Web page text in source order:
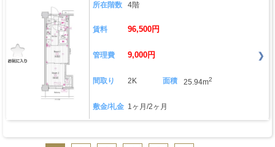
所在階数 4階
賃料 96,500円
管理費 9,000円
間取り 2K 面積 25.94m2
敷金/礼金 1ヶ月/2ヶ月